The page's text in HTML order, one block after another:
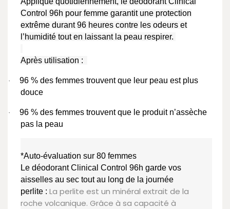
Control 96h pour femme garantit une protection
extrême durant 96 heures contre les odeurs et
l’humidité tout en laissant la peau respirer.
Après utilisation :
·
96 % des femmes trouvent que leur peau est plus
douce
·
96 % des femmes trouvent que le produit n’assèche
pas la peau
*Auto-évaluation sur 80 femmes
Le déodorant Clinical Control 96h garde vos
aisselles au sec tout au long de la journée
perlite : La perlite est un minéral extrait de la
roche volcanique. Grâce à sa capacité à